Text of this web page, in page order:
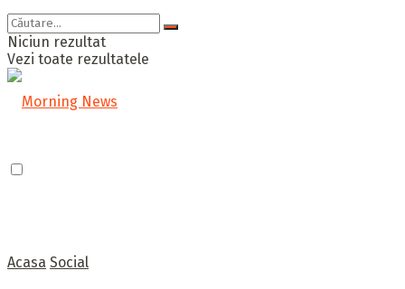
Niciun rezultat
Vezi toate rezultatele
Acasa Social